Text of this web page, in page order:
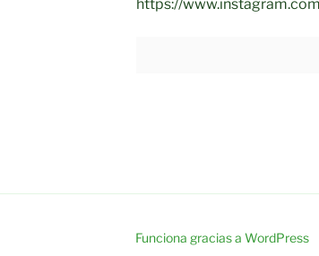
https://
Funciona gracias a WordPress